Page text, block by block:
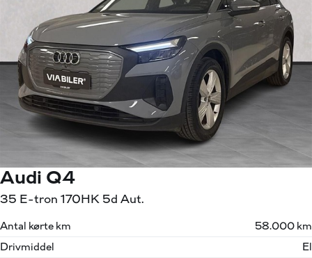
Audi Q4
35 E-tron 170HK 5d Aut.
Antal kørte km
58.000 km
Drivmiddel
El